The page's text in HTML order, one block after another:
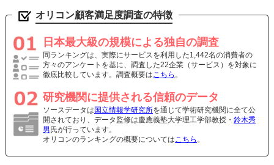
オリコン顧客満足度調査の特徴
日本最大級の規模による独自の調査
同ランキングは、実際にサービスを利用した1,442名の消費者の
方々のアンケートを基に、調査した22企業（サービス）を対象に
徹底比較しています。調査概要はこちら 。
研究機関に提供される信頼のデータ
ソースデータは 国立情報学研究所を通じて学術研究機関に全て公
開されており、データ監修は慶應義塾大学理工学部教授・ 鈴木秀
男 氏が行っています。
オリコンのランキングの概要についてはこちら 。